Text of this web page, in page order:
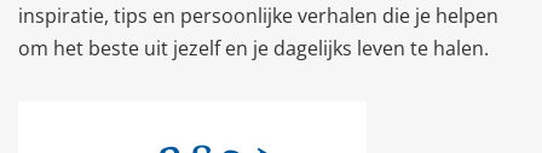
inspiratie, tips en persoonlijke verhalen die je helpen
om het beste uit jezelf en je dagelijks leven te halen.